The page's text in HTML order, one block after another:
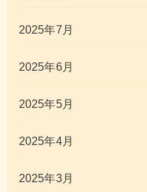
2025年7月
2025年6月
2025年5月
2025年4月
2025年3月